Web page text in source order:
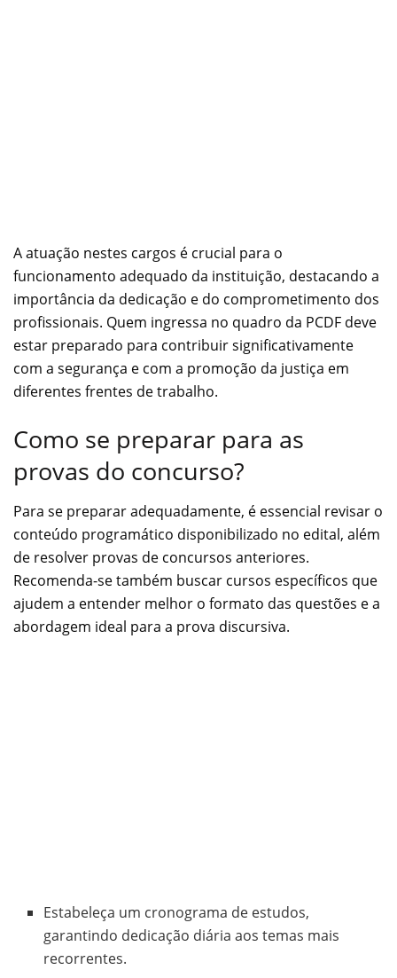
A atuação nestes cargos é crucial para o
funcionamento adequado da instituição, destacando a
importância da dedicação e do comprometimento dos
profissionais. Quem ingressa no quadro da PCDF deve
estar preparado para contribuir significativamente
com a segurança e com a promoção da justiça em
diferentes frentes de trabalho.
Como se preparar para as
provas do concurso?
Para se preparar adequadamente, é essencial revisar o
conteúdo programático disponibilizado no edital, além
de resolver provas de concursos anteriores.
Recomenda-se também buscar cursos específicos que
ajudem a entender melhor o formato das questões e a
abordagem ideal para a prova discursiva.
Estabeleça um cronograma de estudos,
garantindo dedicação diária aos temas mais
recorrentes.